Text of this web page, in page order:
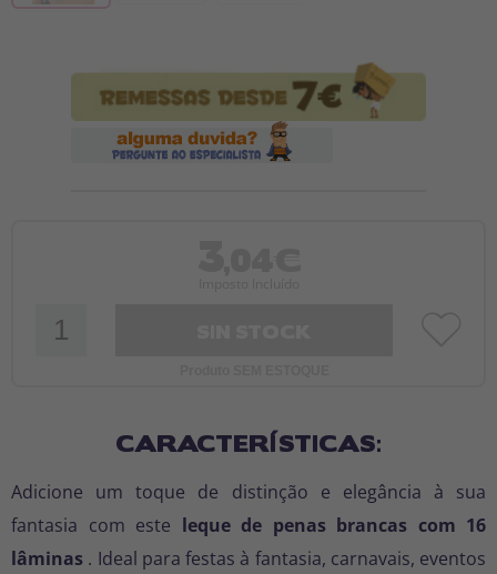
CARACTERÍSTICAS:
Adicione um toque de distinção e elegância à sua
fantasia com este leque de penas brancas com 16
lâminas . Ideal para festas à fantasia, carnavais, eventos